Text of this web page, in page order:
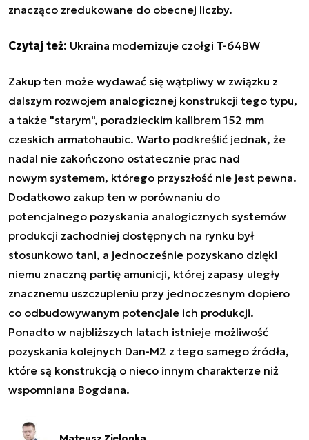
znacząco zredukowane do obecnej liczby.
Czytaj też: Ukraina modernizuje czołgi T-64BW
Zakup ten może wydawać się wątpliwy w związku z
dalszym rozwojem analogicznej konstrukcji tego typu,
a także "starym", poradzieckim kalibrem 152 mm
czeskich armatohaubic. Warto podkreślić jednak, że
nadal nie zakończono ostatecznie prac nad
nowym systemem, którego przyszłość nie jest pewna.
Dodatkowo zakup ten w porównaniu do
potencjalnego pozyskania analogicznych systemów
produkcji zachodniej dostępnych na rynku był
stosunkowo tani, a jednocześnie pozyskano dzięki
niemu znaczną partię amunicji, której zapasy uległy
znacznemu uszczupleniu przy jednoczesnym dopiero
co odbudowywanym potencjale ich produkcji.
Ponadto w najbliższych latach istnieje możliwość
pozyskania kolejnych Dan-M2 z tego samego źródła,
które są konstrukcją o nieco innym charakterze niż
wspomniana Bogdana.